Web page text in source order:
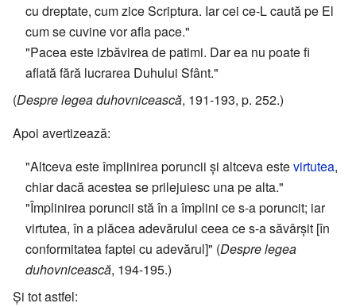
cu dreptate, cum zice Scriptura. Iar cei ce-L caută pe El
cum se cuvine vor afla pace."
"Pacea este izbăvirea de patimi. Dar ea nu poate fi
aflată fără lucrarea Duhului Sfânt."
(Despre legea duhovnicească, 191-193, p. 252.)
Apoi avertizează:
"Altceva este împlinirea poruncii și altceva estevirtutea,
chiar dacă acestea se prilejuiesc una pe alta."
"Împlinirea poruncii stă în a împlini ce s-a poruncit; iar
virtutea, în a plăcea adevărului ceea ce s-a săvârșit [în
conformitatea faptei cu adevărul]" (Despre legea
duhovnicească, 194-195.)
Și tot astfel: